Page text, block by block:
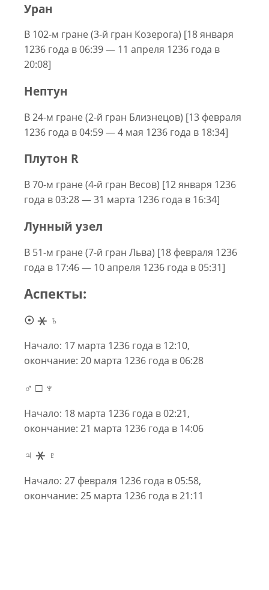
Уран
В 102-м гране (3-й гран Козерога) [18 января
1236 года в 06:39 — 11 апреля 1236 года в
20:08]
Нептун
В 24-м гране (2-й гран Близнецов) [13 февраля
1236 года в 04:59 — 4 мая 1236 года в 18:34]
Плутон R
В 70-м гране (4-й гран Весов) [12 января 1236
года в 03:28 — 31 марта 1236 года в 16:34]
Лунный узел
В 51-м гране (7-й гран Льва) [18 февраля 1236
года в 17:46 — 10 апреля 1236 года в 05:31]
Аспекты:
☉ ⚹ ♄
Начало: 17 марта 1236 года в 12:10,
окончание: 20 марта 1236 года в 06:28
♂ □ ♆
Начало: 18 марта 1236 года в 02:21,
окончание: 21 марта 1236 года в 14:06
♃ ⚹ ♇
Начало: 27 февраля 1236 года в 05:58,
окончание: 25 марта 1236 года в 21:11